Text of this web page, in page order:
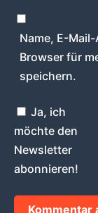
Name, E-
Browser für
speichern.
Ja, ich
möchte den
Newsletter
abonnieren!